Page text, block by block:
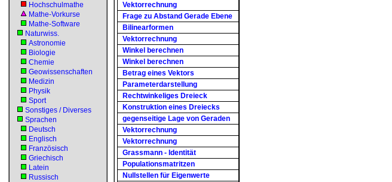
Hochschulmathe
Mathe-Vorkurse
Mathe-Software
Naturwiss.
Astronomie
Biologie
Chemie
Geowissenschaften
Medizin
Physik
Sport
Sonstiges / Diverses
Sprachen
Deutsch
Englisch
Französisch
Griechisch
Latein
Russisch
Vektorrechnung
Frage zu Abstand Gerade Ebene
Bilinearformen
Vektorrechnung
Winkel berechnen
Winkel berechnen
Betrag eines Vektors
Parameterdarstellung
Rechtwinkeliges Dreieck
Konstruktion eines Dreiecks
gegenseitige Lage von Geraden
Vektorrechnung
Vektorrechnung
Grassmann - Identität
Populationsmatritzen
Nullstellen für Eigenwerte